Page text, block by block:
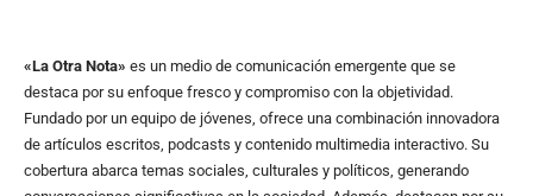
«La Otra Nota» es un medio de comunicación emergente que se
destaca por su enfoque fresco y compromiso con la objetividad.
Fundado por un equipo de jóvenes, ofrece una combinación innovadora
de artículos escritos, podcasts y contenido multimedia interactivo. Su
cobertura abarca temas sociales, culturales y políticos, generando